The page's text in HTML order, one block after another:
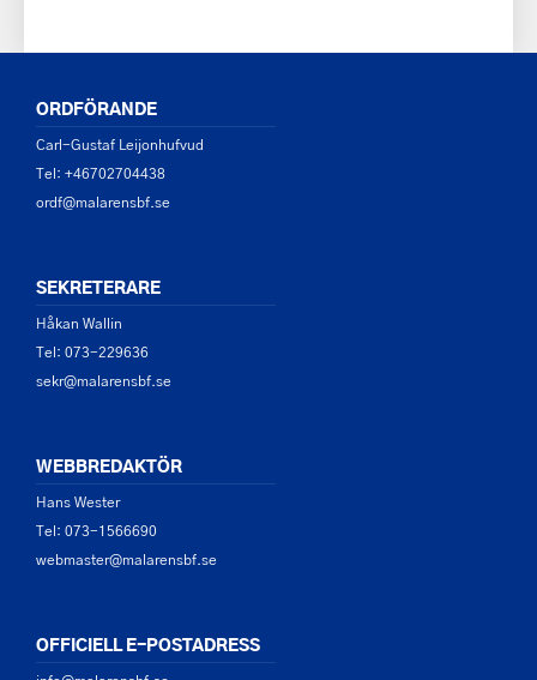
ORDFÖRANDE
Carl-Gustaf Leijonhufvud
Tel: +46702704438
ordf@malarensbf.se
SEKRETERARE
Håkan Wallin
Tel: 073-229636
sekr@malarensbf.se
WEBBREDAKTÖR
Hans Wester
Tel: 073-1566690
webmaster@malarensbf.se
OFFICIELL E-POSTADRESS